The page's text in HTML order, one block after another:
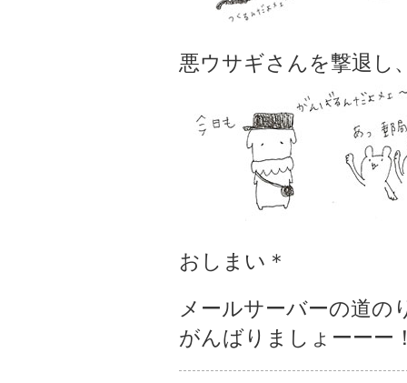
悪ウサギさんを撃退し
おしまい＊
メールサーバーの道の
がんばりましょーーー